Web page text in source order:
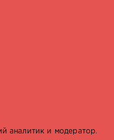
аналитик и модератор.